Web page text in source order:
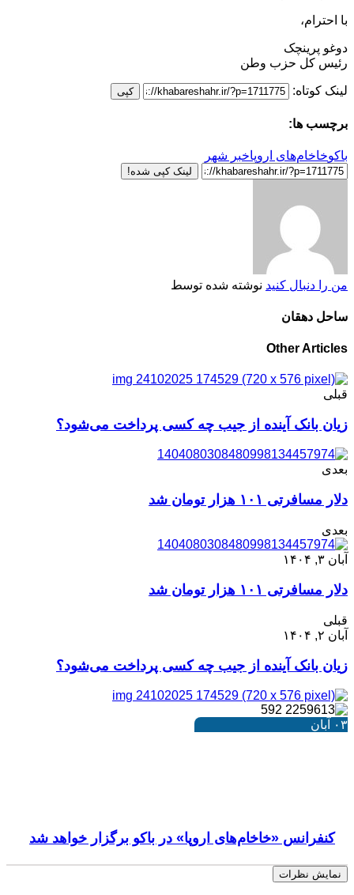
با احترام،
دوغو پرینچک
رئیس کل حزب وطن
لینک کوتاه: کپی
برچسب ها:
باکوخاخام‌های اروپاخبر شهر
لینک کپی شده!
من را دنبال کنید نوشته شده توسط
ساحل دهقان
Other Articles
قبلی
زیان بانک آینده از جیب چه کسی پرداخت می‌شود؟
بعدی
دلار مسافرتی ۱۰۱ هزار تومان شد
بعدی
آبان ۳, ۱۴۰۴
دلار مسافرتی ۱۰۱ هزار تومان شد
قبلی
آبان ۲, ۱۴۰۴
زیان بانک آینده از جیب چه کسی پرداخت می‌شود؟
۰۳ آبان
کنفرانس «خاخام‌های اروپا» در باکو برگزار خواهد شد
نمایش نظرات